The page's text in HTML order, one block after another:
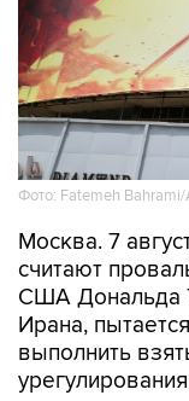
Фото: Fatemeh
Москва. 7
считают
США Дональда
Ирана,
выполнить